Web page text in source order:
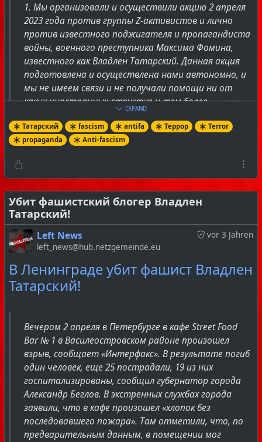
1. Мы организовали и осуществили акцию 2 апреля
2023 года против группы Z-активистов и лично
против известного поджигателя и пропагандиста
войны, военного преступника Максима Фомина,
известного как Владлен Татарский. Данная акция
подготовлена и осуществлена нами автономно, и
мы не имеем связи и не получали помощи ни от
каких иностранных структур и тем более
2. Данная акция была осуществлена в клубе,
Пригожину. В результате акции клуб прекратит
свою работу. Мы удовлетворены этим.
3. Осуществленная нами акция не была направлена
против мирных граждан, и все пострадавшие
входят в число активных сторонников войны,
оправдывающих военные преступления путинского
режима в Украине.
могут дотянуться, вне зависимости от
причастности, как это произошло с Дарьей
Треповой. Дарья Трепова, известная фигура в левом
и феминистском движении – герой. В то время,
когда многие «оппозиционеры» писали посты в
фейсбуке и светили фонариками, она боролась,
ходила на акции и рисковала своей свободой,
участвуя во всех оппозиционных движениях,
которые теперь от нее отказываются. Мы просим
EXPAND
Татарский fascism antifa Террор
Terror
propaganda
Anti-fascism
Убит фашистский блогер Владлен
Татарский!
vor 3 Jahren
Left News
left_news@hub.netzgemeinde.eu
В Ленинграде убит фашист Владлен
Татарский!
Вечером 2 апреля в Петербурге в кафе Street Food
Bar № 1 в Василеостровском районе произошел
взрыв, сообщает «Интерфакс». В результате погиб
один человек, еще 25 пострадали, 19 из них
госпитализированы, сообщил губернатор города
Александр Беглов. В экстренных службах города
заявили, что в кафе произошел «хлопок без
последовавшего пожара». Там отметили, что, по
предварительным данным, в помещении мог